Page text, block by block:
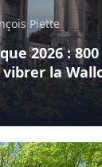
Piette
2026 :
la